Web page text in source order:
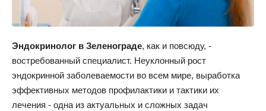
Эндокринолог в Зеленограде, как и повсюду, -
востребованный специалист. Неуклонный рост
эндокринной заболеваемости во всем мире, выработка
эффективных методов профилактики и тактики их
лечения - одна из актуальных и сложных задач